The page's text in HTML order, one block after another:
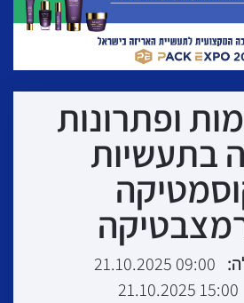
ופתרונות
בתעשיות
09:00 21.10.2025
15:00 21.10.2025